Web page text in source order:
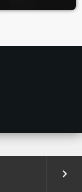
keyboard_arrow_right